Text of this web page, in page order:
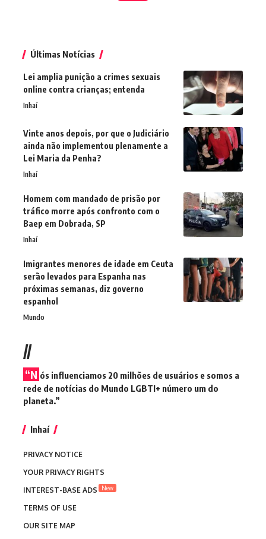
Últimas Notícias
Lei amplia punição a crimes sexuais
online contra crianças; entenda
Inhaí
Vinte anos depois, por que o Judiciário
ainda não implementou plenamente a
Lei Maria da Penha?
Inhaí
Homem com mandado de prisão por
tráfico morre após confronto com o
Baep em Dobrada, SP
Inhaí
Imigrantes menores de idade em Ceuta
serão levados para Espanha nas
próximas semanas, diz governo
espanhol
Mundo
//
“N ós influenciamos 20 milhões de usuários e somos a
rede de notícias do Mundo LGBTI+ número um do
planeta.”
Inhaí
PRIVACY NOTICE
YOUR PRIVACY RIGHTS
INTEREST-BASE ADS
New
TERMS OF USE
OUR SITE MAP